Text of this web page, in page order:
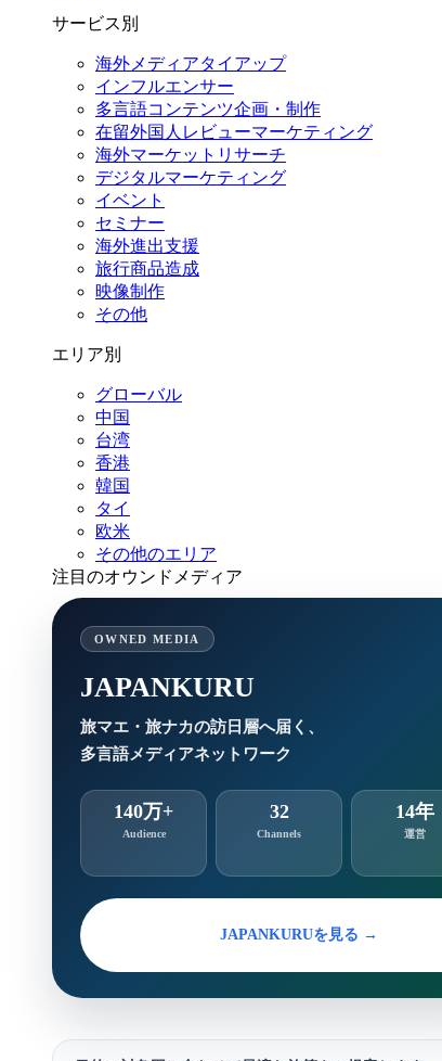
サービス別
海外メディアタイアップ
インフルエンサー
多言語コンテンツ企画・制作
在留外国⼈レビューマーケティング
海外マーケットリサーチ
デジタルマーケティング
イベント
セミナー
海外進出支援
旅行商品造成
映像制作
その他
エリア別
グローバル
中国
台湾
香港
韓国
タイ
欧米
その他のエリア
注目のオウンドメディア
OWNED MEDIA
JAPANKURU
旅マエ・旅ナカの訪日層へ届く、
多言語メディアネットワーク
140万+
Audience
32
Channels
14年
運営
JAPANKURUを見る →